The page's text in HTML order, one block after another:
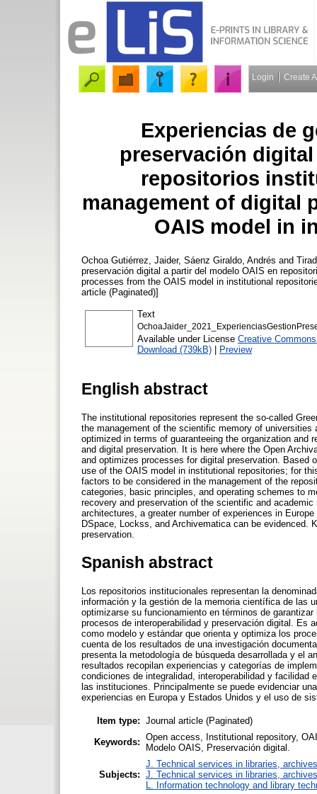
Login Create
Experiencias de
preservación
repositorios
management of digital
OAIS model in
Ochoa Gutiérrez, Jaider, Sáenz Giraldo, Andrés and
preservación digital a partir del modelo OAIS en
processes from the OAIS model in institutional
article (Paginated)]
Text
Available under License Creative
Download (739kB) | Preview
English abstract
The institutional repositories represent the so-called
the management of the scientific memory of
optimized in terms of guaranteeing the organization
and digital preservation. It is here where the Open
and optimizes processes for digital preservation. Based
use of the OAIS model in institutional repositories; for
factors to be considered in the management of the
categories, basic principles, and operating schemes to
recovery and preservation of the scientific and
architectures, a greater number of experiences in
DSpace, Lockss, and Archivematica can be
preservation.
Spanish abstract
Los repositorios institucionales representan la
información y la gestión de la memoria científica de las
optimizarse su funcionamiento en términos de
procesos de interoperabilidad y preservación digital. Es
como modelo y estándar que orienta y optimiza los
cuenta de los resultados de una investigación
presenta la metodología de búsqueda desarrollada y el
resultados recopilan experiencias y categorías de
condiciones de integralidad, interoperabilidad y
las instituciones. Principalmente se puede evidenciar
experiencias en Europa y Estados Unidos y el uso de
Item type: Journal article (Paginated)
Keywords: Open access, Institutional repository,
Modelo OAIS, Preservación digital.
Subjects:
J. Technical services in libraries,
J. Technical services in libraries,
L. Information technology and library